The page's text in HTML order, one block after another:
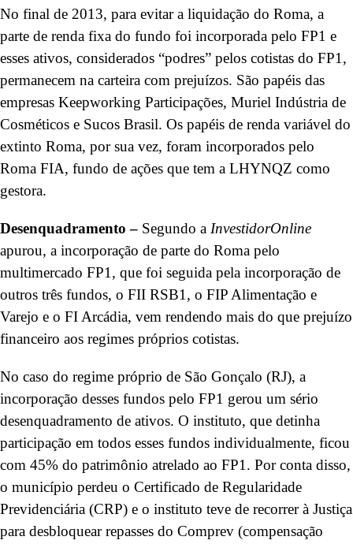
No final de 2013, para evitar a liquidação do Roma, a
parte de renda fixa do fundo foi incorporada pelo FP1 e
esses ativos, considerados “podres” pelos cotistas do FP1,
permanecem na carteira com prejuízos. São papéis das
empresas Keepworking Participações, Muriel Indústria de
Cosméticos e Sucos Brasil. Os papéis de renda variável do
extinto Roma, por sua vez, foram incorporados pelo
Roma FIA, fundo de ações que tem a LHYNQZ como
gestora.
Desenquadramento – Segundo a InvestidorOnline
apurou, a incorporação de parte do Roma pelo
multimercado FP1, que foi seguida pela incorporação de
outros três fundos, o FII RSB1, o FIP Alimentação e
Varejo e o FI Arcádia, vem rendendo mais do que prejuízo
financeiro aos regimes próprios cotistas.
No caso do regime próprio de São Gonçalo (RJ), a
incorporação desses fundos pelo FP1 gerou um sério
desenquadramento de ativos. O instituto, que detinha
participação em todos esses fundos individualmente, ficou
com 45% do patrimônio atrelado ao FP1. Por conta disso,
o município perdeu o Certificado de Regularidade
Previdenciária (CRP) e o instituto teve de recorrer à Justiça
para desbloquear repasses do Comprev (compensação